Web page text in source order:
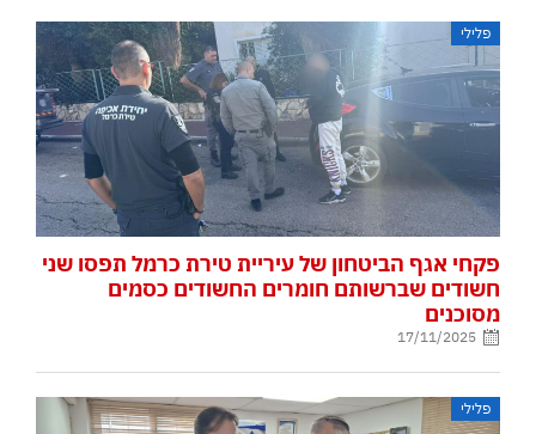
פלילי
פקחי אגף הביטחון של עיריית טירת כרמל תפסו שני
חשודים שברשותם חומרים החשודים כסמים
מסוכנים
17/11/2025
פלילי